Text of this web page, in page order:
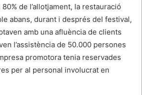
de l’allotjament, la restauració
abans, durant i després del festival,
amb una afluència de clients
l’assistència de 50.000 persones
promotora tenia reservades
per al personal involucrat en